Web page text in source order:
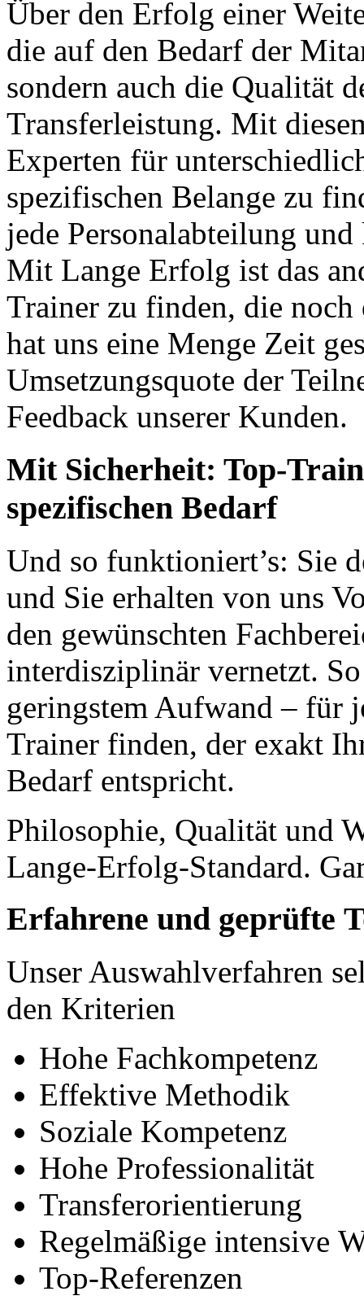
Über den Erfolg einer
die auf den Bedarf der
sondern auch die Qualität
Transferleistung. Mit
Experten für
spezifischen Belange zu
jede Personalabteilung
Mit Lange Erfolg ist das
Trainer zu finden, die noch
hat uns eine Menge Zeit
Umsetzungsquote der
Feedback unserer Kunden.
Mit Sicherheit: Top-
spezifischen Bedarf
Und so funktioniert’s: Sie
und Sie erhalten von uns
den gewünschten
interdisziplinär vernetzt.
geringstem Aufwand – für
Trainer finden, der exakt
Bedarf entspricht.
Philosophie, Qualität und
Lange-Erfolg-Standard.
Erfahrene und geprüfte
Unser Auswahlverfahren
den Kriterien
Hohe Fachkompetenz
Effektive Methodik
Soziale Kompetenz
Hohe Professionalität
Transferorientierung
Regelmäßige intensive
Top-Referenzen